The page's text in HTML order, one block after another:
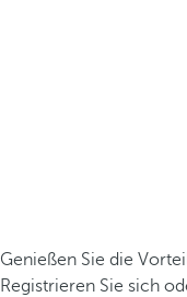
Genießen Sie die
Registrieren Sie sich